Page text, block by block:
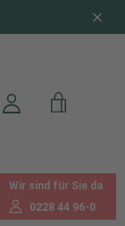
Wir sind für Sie da
0228 44 96-0